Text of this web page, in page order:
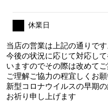
休業日
当店の営業は上記の通りで
今後の状況に応じて対応し
いますのでその際は改めて
ご理解ご協力の程宜しくお
新型コロナウイルスの早期
お祈り申し上げます